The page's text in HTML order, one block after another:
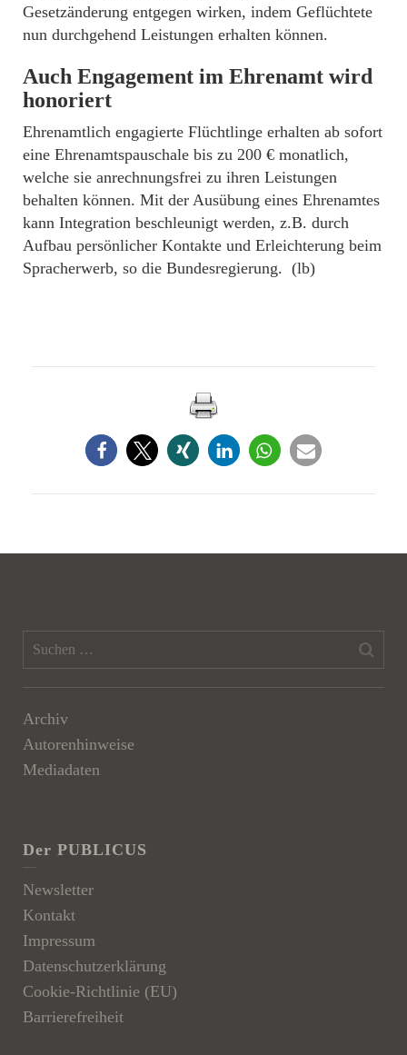
Gesetzänderung entgegen wirken, indem Geflüchtete
nun durchgehend Leistungen erhalten können.
Auch Engagement im Ehrenamt wird
honoriert
Ehrenamtlich engagierte Flüchtlinge erhalten ab sofort
eine Ehrenamtspauschale bis zu 200 € monatlich,
welche sie anrechnungsfrei zu ihren Leistungen
behalten können. Mit der Ausübung eines Ehrenamtes
kann Integration beschleunigt werden, z.B. durch
Aufbau persönlicher Kontakte und Erleichterung beim
Spracherwerb, so die Bundesregierung. (lb)
Archiv
Autorenhinweise
Mediadaten
Der PUBLICUS
Newsletter
Kontakt
Impressum
Datenschutzerklärung
Cookie-Richtlinie (EU)
Barrierefreiheit